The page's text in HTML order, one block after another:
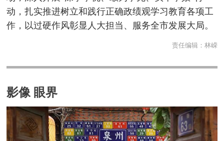
动，扎实推进树立和践行正确政绩观学习教育各项工
作，以过硬作风彰显人大担当、服务全市发展大局。
责任编辑： 林嵘
影像 眼界